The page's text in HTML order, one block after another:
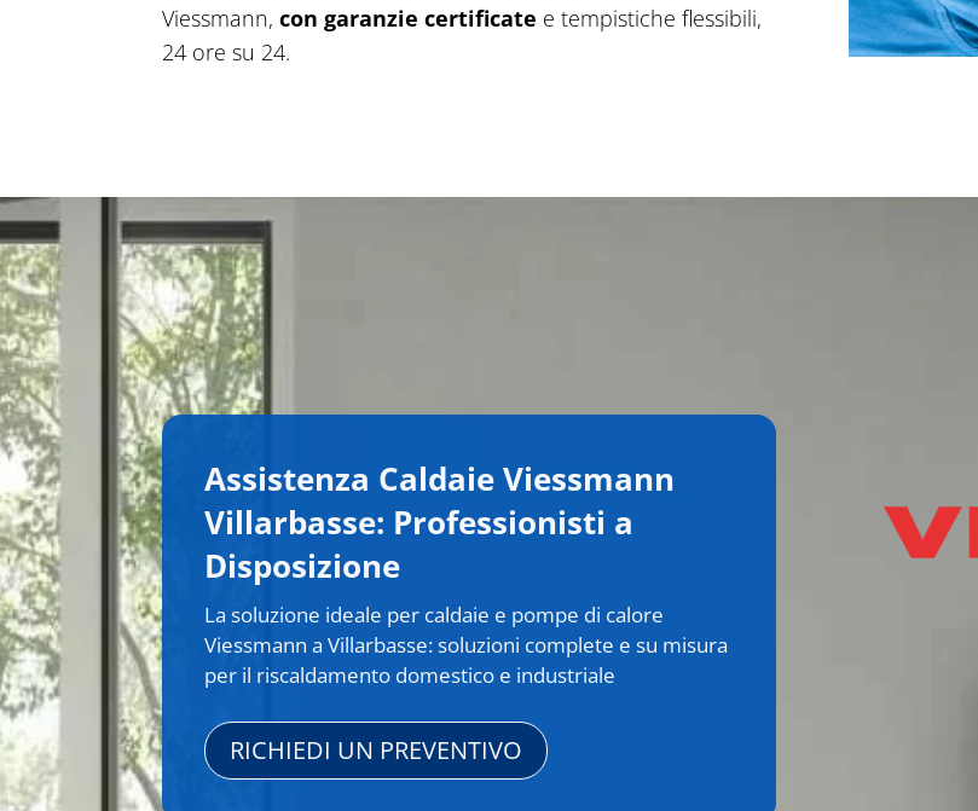
Viessmann,con garanzie certificate e tempistiche flessibili,
24 ore su 24.
Assistenza Caldaie Viessmann
Villarbasse: Professionisti a
Disposizione
La soluzione ideale per caldaie e pompe di calore
Viessmann a Villarbasse: soluzioni complete e su misura
per il riscaldamento domestico e industriale
RICHIEDI UN PREVENTIVO